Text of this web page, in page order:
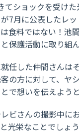
てショックを受け
7月に公表したレ
食料ではない！池
保護活動に取り組ん
任した仲間さんは
の方に対して、ヤ
で想いを伝えよう
ビさんの撮影中に
光栄なことでしょ